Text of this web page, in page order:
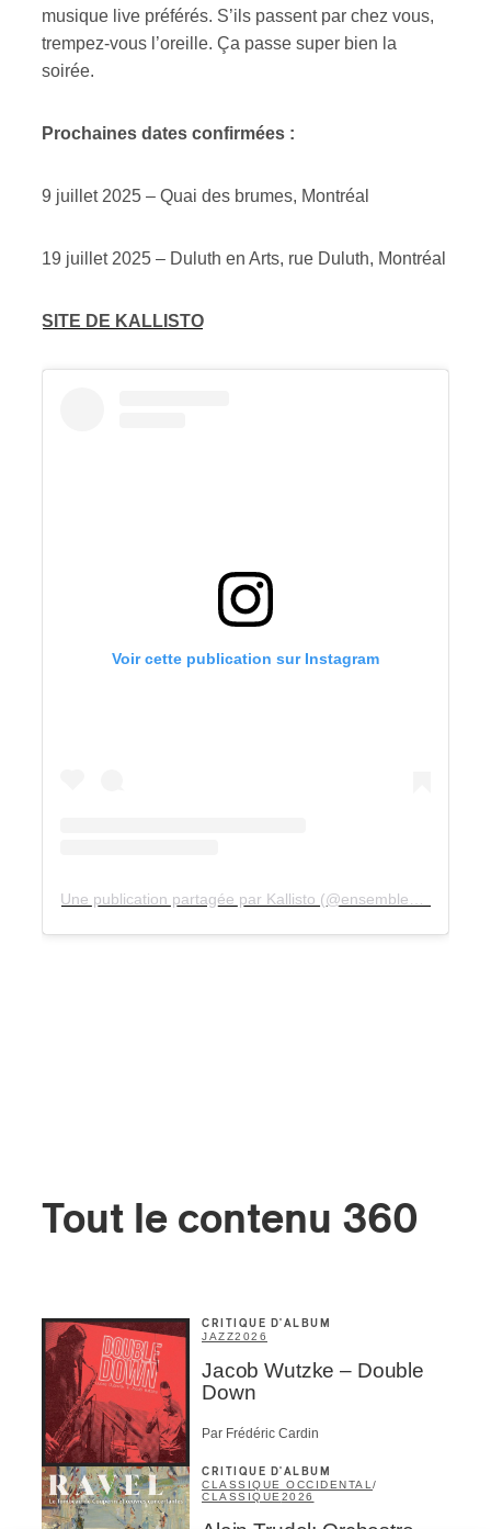
musique live préférés. S’ils passent par chez vous,
trempez-vous l’oreille. Ça passe super bien la
soirée.
Prochaines dates confirmées :
9 juillet 2025 – Quai des brumes, Montréal
19 juillet 2025 – Duluth en Arts, rue Duluth, Montréal
SITE DE KALLISTO
Voir cette publication sur Instagram
Une publication partagée par Kallisto (@ensemblekallisto)
Tout le contenu 360
CRITIQUE D'ALBUM
JAZZ2026
Jacob Wutzke – Double
Down
Par Frédéric Cardin
CRITIQUE D'ALBUM
CLASSIQUE OCCIDENTAL/
CLASSIQUE2026